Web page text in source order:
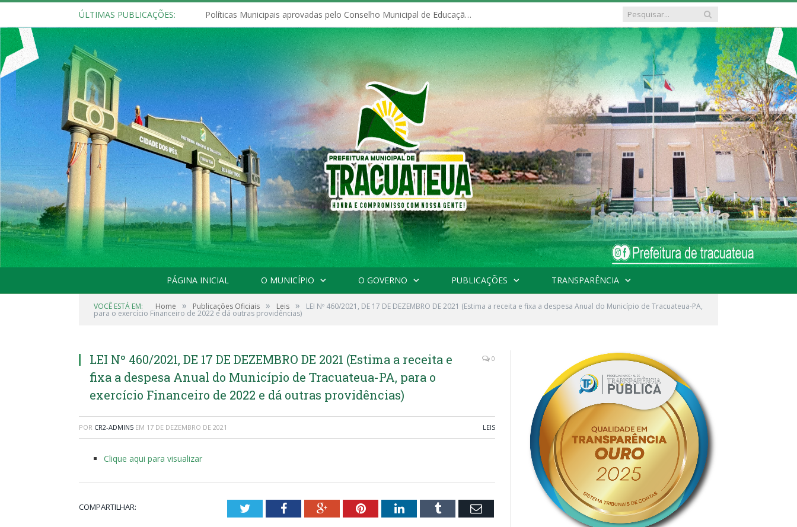
ÚLTIMAS PUBLICAÇÕES: Políticas Municipais aprovadas pelo Conselho Municipal de Educação (CME)
PÁGINA INICIAL O MUNICÍPIO O GOVERNO PUBLICAÇÕES TRANSPARÊNCIA
VOCÊ ESTÁ EM: Home » Publicações Oficiais » Leis » LEI Nº 460/2021, DE 17 DE DEZEMBRO DE 2021 (Estima a receita e fixa a despesa Anual do Município de Tracuateua-PA,
para o exercício Financeiro de 2022 e dá outras providências)
LEI Nº 460/2021, DE 17 DE DEZEMBRO DE 2021 (Estima a receita e
fixa a despesa Anual do Município de Tracuateua-PA, para o
exercício Financeiro de 2022 e dá outras providências)
0
POR CR2-ADMIN5 EM 17 DE DEZEMBRO DE 2021 LEIS
Clique aqui para visualizar
COMPARTILHAR: TwitterFacebookGoogle+PinterestLinkedInTumblr Email